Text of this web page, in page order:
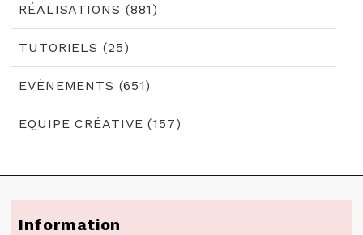
RÉALISATIONS (881)
TUTORIELS (25)
EVÈNEMENTS (651)
EQUIPE CRÉATIVE (157)
Information